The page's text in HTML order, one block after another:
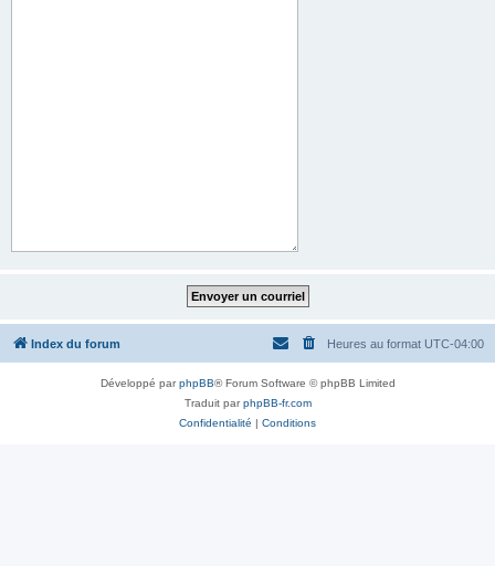
Index du forum Heures au format UTC-04:00
Développé parphpBB® Forum Software © phpBB Limited
Traduit parphpBB-fr.com
Confidentialité | Conditions